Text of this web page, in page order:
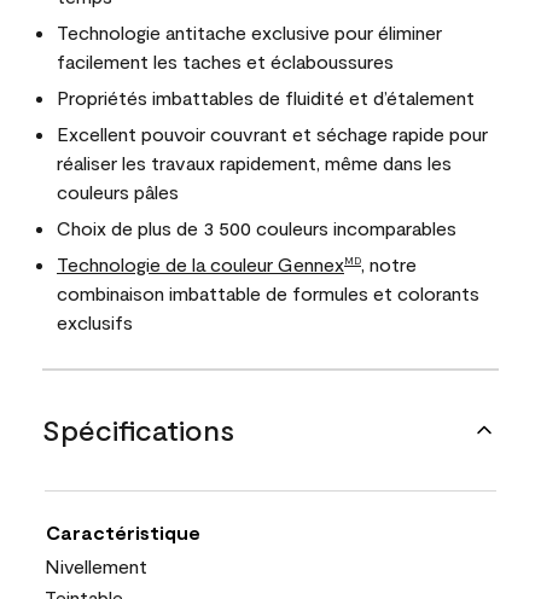
Technologie antitache exclusive pour éliminer
facilement les taches et éclaboussures
Propriétés imbattables de fluidité et d’étalement
Excellent pouvoir couvrant et séchage rapide pour
réaliser les travaux rapidement, même dans les
couleurs pâles
Choix de plus de 3 500 couleurs incomparables
Technologie de la couleur GennexMD
, notre
combinaison imbattable de formules et colorants
exclusifs
Spécifications
Caractéristique
Nivellement